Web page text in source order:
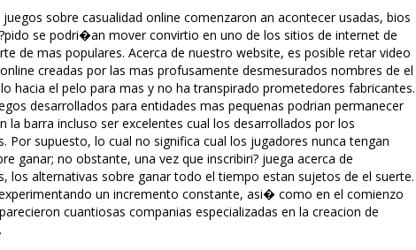
sobre casualidad online comenzaron an acontecer usadas, bios
se podri�an mover convirtio en uno de los sitios de internet de
de mas populares. Acerca de nuestro website, es posible retar video
creadas por las mas profusamente desmesurados nombres de el
hacia el pelo para mas y no ha transpirado prometedores fabricantes.
desarrollados para entidades mas pequenas podrian permanecer
la barra incluso ser excelentes cual los desarrollados por los
Por supuesto, lo cual no significa cual los jugadores nunca tengan
ganar; no obstante, una vez que inscribiri? juega acerca de
los alternativas sobre ganar todo el tiempo estan sujetos de el suerte.
un incremento constante, asi� como en el comienzo
cuantiosas companias especializadas en la creacion de